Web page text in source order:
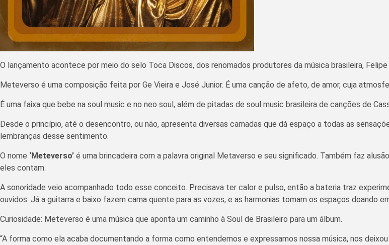
O lançamento acontece por meio do selo Toca Discos, dos renomados produtores da música brasileira,
Meteverso é uma composição feita por Ge Vieira e José Junior. É uma canção de afeto, de amor, cuja
É uma faixa que bebe na soul music e no neo soul, além de pitadas de soul music brasileira de canções de
Desde o princípio, até o desencontro, ou não, apresenta diversas camadas que dá espaço a todas as
lembranças desse sentimento.
O nome ‘Meteverso’ é uma brincadeira com a palavra original Metaverso e seu significado. Também faz
eles contam.
A sonoridade veio acompanhado todo esse conceito. Precisava ter calor e pulso, então a bateria traz
ouvidos. Já a guitarra e baixo fazem cama quente para as vozes, e as harmonias tomam os espaços doando
Curiosidade: Meteverso é uma música que aponta um caminho à Soul de Brasileiro para um álbum.
“A forma como ela acaba documentando a forma como entendemos e expressamos nossa música, nos